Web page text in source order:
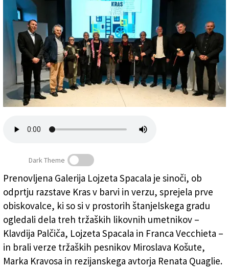
Zadruga PD
Naročnine
S sinočnjega odprtja razstave (FOTODAMJ@N)
Dark Theme
Prenovljena Galerija Lojzeta Spacala je sinoči, ob
odprtju razstave Kras v barvi in verzu, sprejela prve
obiskovalce, ki so si v prostorih štanjelskega gradu
ogledali dela treh tržaških likovnih umetnikov –
Klavdija Palčiča, Lojzeta Spacala in Franca Vecchieta –
in brali verze tržaških pesnikov Miroslava Košute,
Marka Kravosa in rezijanskega avtorja Renata Quaglie.